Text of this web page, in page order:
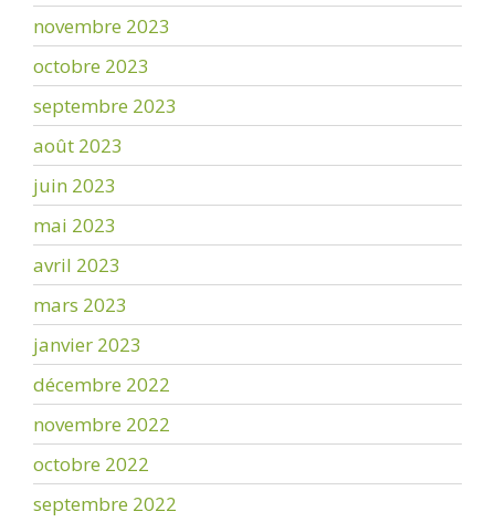
novembre 2023
octobre 2023
septembre 2023
août 2023
juin 2023
mai 2023
avril 2023
mars 2023
janvier 2023
décembre 2022
novembre 2022
octobre 2022
septembre 2022